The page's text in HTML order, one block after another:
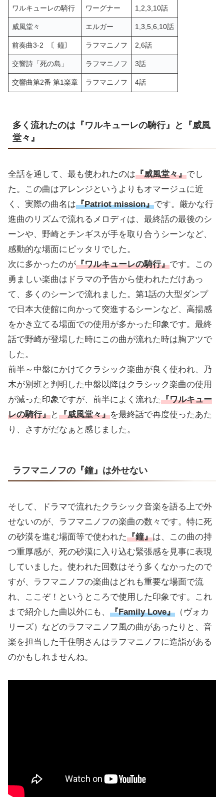
ワルキューレの騎行 ワーグナー 1,2,3,10話
威風堂々 エルガー 1,3,5,6,10話
前奏曲3-2 〘鐘〙 ラフマニノフ 2,6話
交響詩「死の島」 ラフマニノフ 3話
交響曲第2番 第1楽章 ラフマニノフ 4話
多く流れたのは『ワルキューレの騎行』と『威風
堂々』
全話を通して、最も使われたのは『威風堂々』でし
た。この曲はアレンジというよりもオマージュに近
く、実際の曲名は『Patriot mission』です。厳かな行
進曲のリズムで流れるメロディは、最終話の最後のシ
ーンや、野崎とチンギスが手を取り合うシーンなど、
感動的な場面にピッタリでした。
次に多かったのが『ワルキューレの騎行』です。この
勇ましい楽曲はドラマの予告から使われただけあっ
て、多くのシーンで流れました。第1話の大型ダンプ
で日本大使館に向かって突進するシーンなど、高揚感
をかき立てる場面での使用が多かった印象です。最終
話で野崎が登場した時にこの曲が流れた時は胸アツで
した。
前半～中盤にかけてクラシック楽曲が良く使われ、乃
木が別班と判明した中盤以降はクラシック楽曲の使用
が減った印象ですが、前半によく流れた『ワルキュー
レの騎行』と『威風堂々』を最終話で再度使ったあた
り、さすがだなぁと感じました。
ラフマニノフの『鐘』は外せない
そして、ドラマで流れたクラシック音楽を語る上で外
せないのが、ラフマニノフの楽曲の数々です。特に死
の砂漠を進む場面等で使われた『鐘』は、この曲の持
つ重厚感が、死の砂漠に入り込む緊張感を見事に表現
していました。使われた回数はそう多くなかったので
すが、ラフマニノフの楽曲はどれも重要な場面で流
れ、ここぞ！というところで使用した印象です。これ
まで紹介した曲以外にも、 『Family Love』 （ヴォカ
リーズ）などのラフマニノフ風の曲があったりと、音
楽を担当した千住明さんはラフマニノフに造詣がある
のかもしれませんね。